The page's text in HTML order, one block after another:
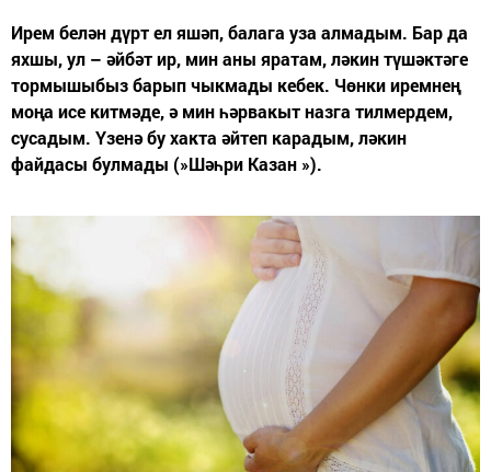
Ирем белән дүрт ел яшәп, балага уза алмадым. Бар да
яхшы, ул – әйбәт ир, мин аны яратам, ләкин түшәктәге
тормышыбыз барып чыкмады кебек. Чөнки иремнең
моңа исе китмәде, ә мин һәрвакыт назга тилмердем,
сусадым. Үзенә бу хакта әйтеп карадым, ләкин
файдасы булмады (»Шәһри Казан »).